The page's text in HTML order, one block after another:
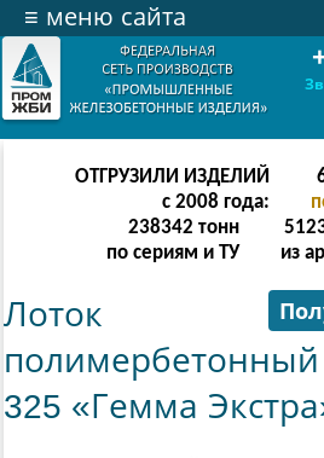
≡ меню сайта
ОТГРУЗИЛИ ИЗДЕЛИЙ
с 2008 года:
238342 тонн
по сериям и ТУ
из
Лоток
полимербетонный
325 «Гемма